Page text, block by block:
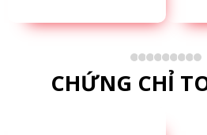
CHỨNG CHỈ